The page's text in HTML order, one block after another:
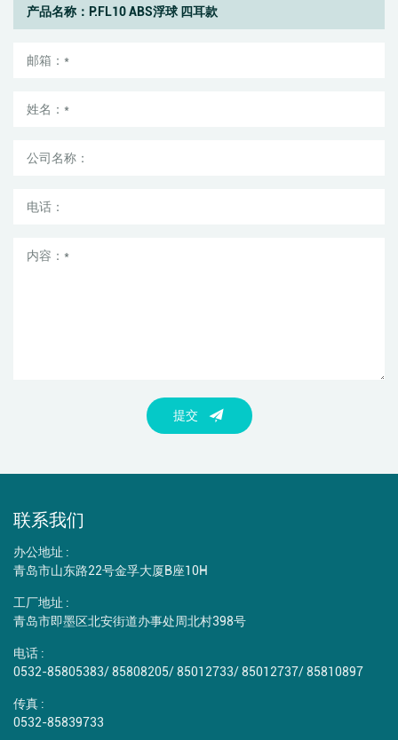
提交
联系我们
办公地址 :
青岛市山东路22号金孚大厦B座10H
工厂地址 :
青岛市即墨区北安街道办事处周北村398号
电话 :
0532-85805383/85808205/85012733/85012737/85810897
传真 :
0532-85839733